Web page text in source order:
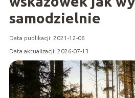
samodzielnie
Data publikacji: 2021-12-06
Data aktualizacji: 2026-07-13